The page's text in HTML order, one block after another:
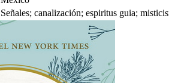
Señales; canalización; espiritus guia;